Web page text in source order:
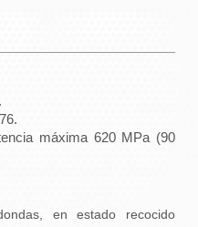
máxima 620 MPa (90
en estado recocido